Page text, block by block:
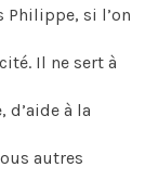
Philippe, si l’on
Il ne sert à
d’aide à la
autres